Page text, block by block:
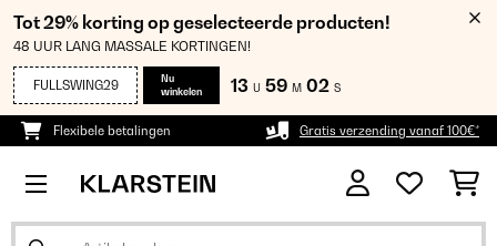
Tot 29% korting op geselecteerde producten!
48 UUR LANG MASSALE KORTINGEN!
FULLSWING29
Nu
winkelen
13 U 59 M 01 S
Flexibele betalingen Gratis verzending vanaf 100€*